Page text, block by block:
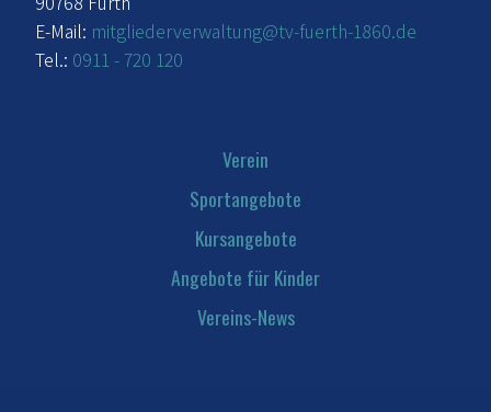
E-Mail: mitgliederverwaltung@tv-fuerth-1860.de
Tel.: 0911 - 720 120
Verein
Sportangebote
Kursangebote
Angebote für Kinder
Vereins-News